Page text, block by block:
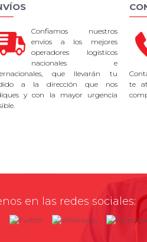
Confiamos nuestros
envíos a los mejores
operadores logísticos
nacionales e
que llevarán tu
a la dirección que nos
y con la mayor urgencia
te
en las redes sociales: